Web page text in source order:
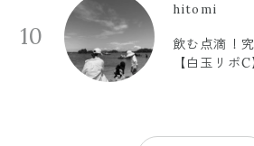
10
hitomi
飲む点滴！
【白玉リポ